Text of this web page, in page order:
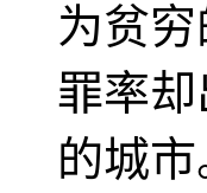
为贫
罪率
的城市